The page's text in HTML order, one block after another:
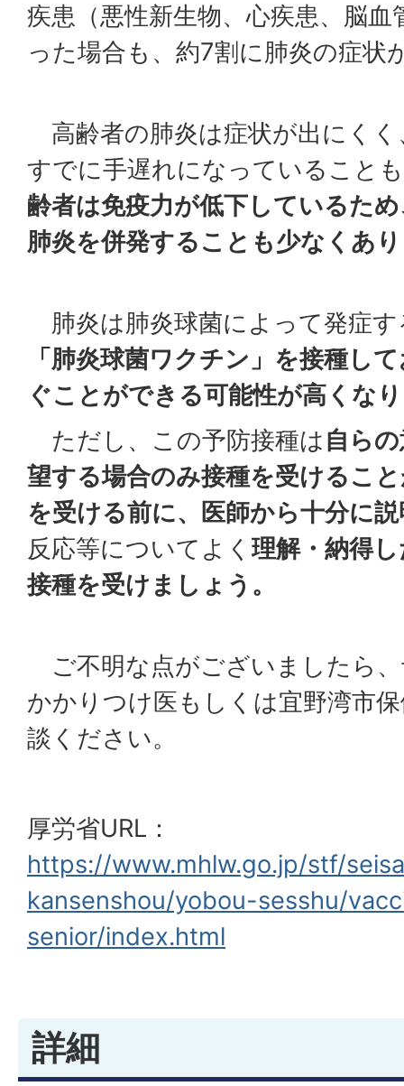
疾患（悪性新生物、心疾患、脳
った場合も、約7割に肺炎の症状
高齢者の肺炎は症状が出にく
すでに手遅れになっていること
齢者は免疫力が低下しているた
肺炎を併発することも少なくあ
肺炎は肺炎球菌によって発症
「肺炎球菌ワクチン」を接種し
ぐことができる可能性が高くな
ただし、この予防接種は自ら
望する場合のみ接種を受けるこ
を受ける前に、医師から十分に
反応等についてよく 理解・納得
接種を受けましょう。
ご不明な点がございましたら
かかりつけ医もしくは宜野湾市
談ください。
厚労省URL：
https://www.mhlw.go.jp/stf/
kansenshou/yobou-sesshu/
senior/index.html
詳細